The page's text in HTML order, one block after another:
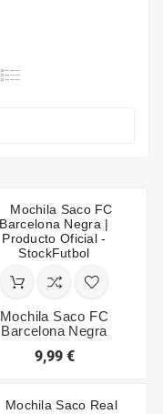
Mochila Saco FC
Barcelona Negra
9,99 €